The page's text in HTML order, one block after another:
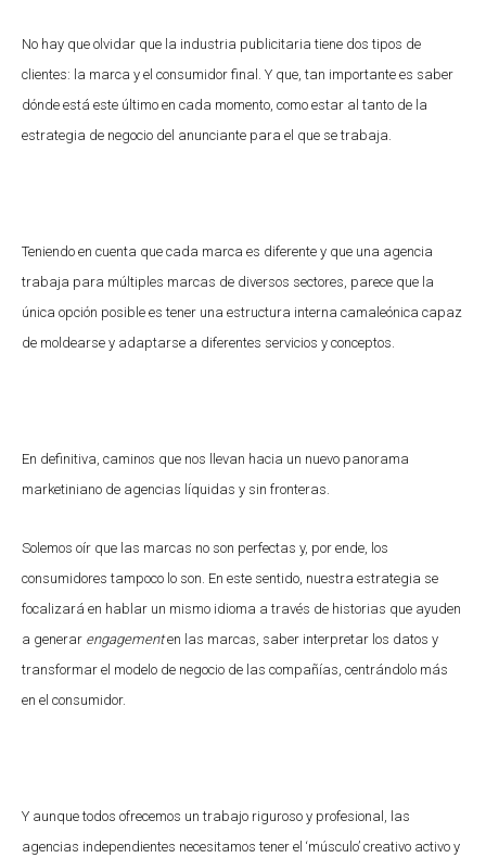
No hay que olvidar que la industria publicitaria tiene dos tipos de
clientes: la marca y el consumidor final. Y que, tan importante es saber
dónde está este último en cada momento, como estar al tanto de la
estrategia de negocio del anunciante para el que se trabaja.
Teniendo en cuenta que cada marca es diferente y que una agencia
trabaja para múltiples marcas de diversos sectores, parece que la
única opción posible es tener una estructura interna camaleónica capaz
de moldearse y adaptarse a diferentes servicios y conceptos.
En definitiva, caminos que nos llevan hacia un nuevo panorama
marketiniano de agencias líquidas y sin fronteras.
Solemos oír que las marcas no son perfectas y, por ende, los
consumidores tampoco lo son. En este sentido, nuestra estrategia se
focalizará en hablar un mismo idioma a través de historias que ayuden
a generar engagementen las marcas, saber interpretar los datos y
transformar el modelo de negocio de las compañías, centrándolo más
en el consumidor.
Y aunque todos ofrecemos un trabajo riguroso y profesional, las
agencias independientes necesitamos tener el ‘músculo’ creativo activo y